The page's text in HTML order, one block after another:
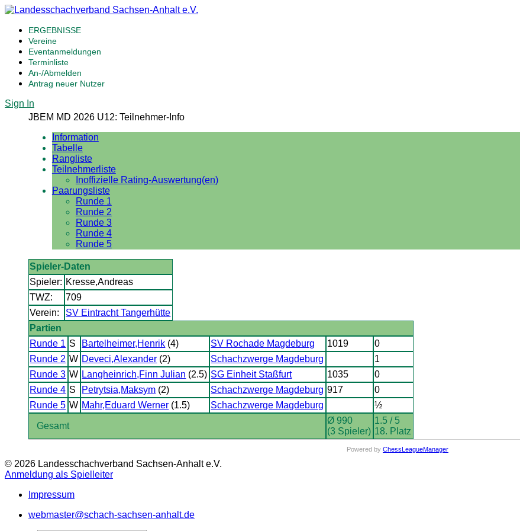
ERGEBNISSE
Vereine
Eventanmeldungen
Terminliste
An-/Abmelden
Antrag neuer Nutzer
Sign In
JBEM MD 2026 U12: Teilnehmer-Info
Information
Tabelle
Rangliste
Teilnehmerliste
Inoffizielle Rating-Auswertung(en)
Paarungsliste
Runde 1
Runde 2
Runde 3
Runde 4
Runde 5
Spieler-Daten
Spieler: Kresse,Andreas
TWZ:
709
Verein:
SV Eintracht Tangerhütte
Partien
Runde 1 S Bartelheimer,Henrik (4) SV Rochade Magdeburg 1019
0
Runde 2 W Deveci,Alexander (2) Schachzwerge Magdeburg
1
Runde 3 W Langheinrich,Finn Julian (2.5) SG Einheit Staßfurt 1035
0
Runde 4 S Petrytsia,Maksym (2) Schachzwerge Magdeburg 917
0
Runde 5 W Mahr,Eduard Werner (1.5) Schachzwerge Magdeburg ½
Gesamt
Ø 990
(3 Spieler)
1.5 / 5
18. Platz
Powered by ChessLeagueManager
© 2026 Landesschachverband Sachsen-Anhalt e.V.
Anmeldung als Spielleiter
Impressum
webmaster@schach-sachsen-anhalt.de